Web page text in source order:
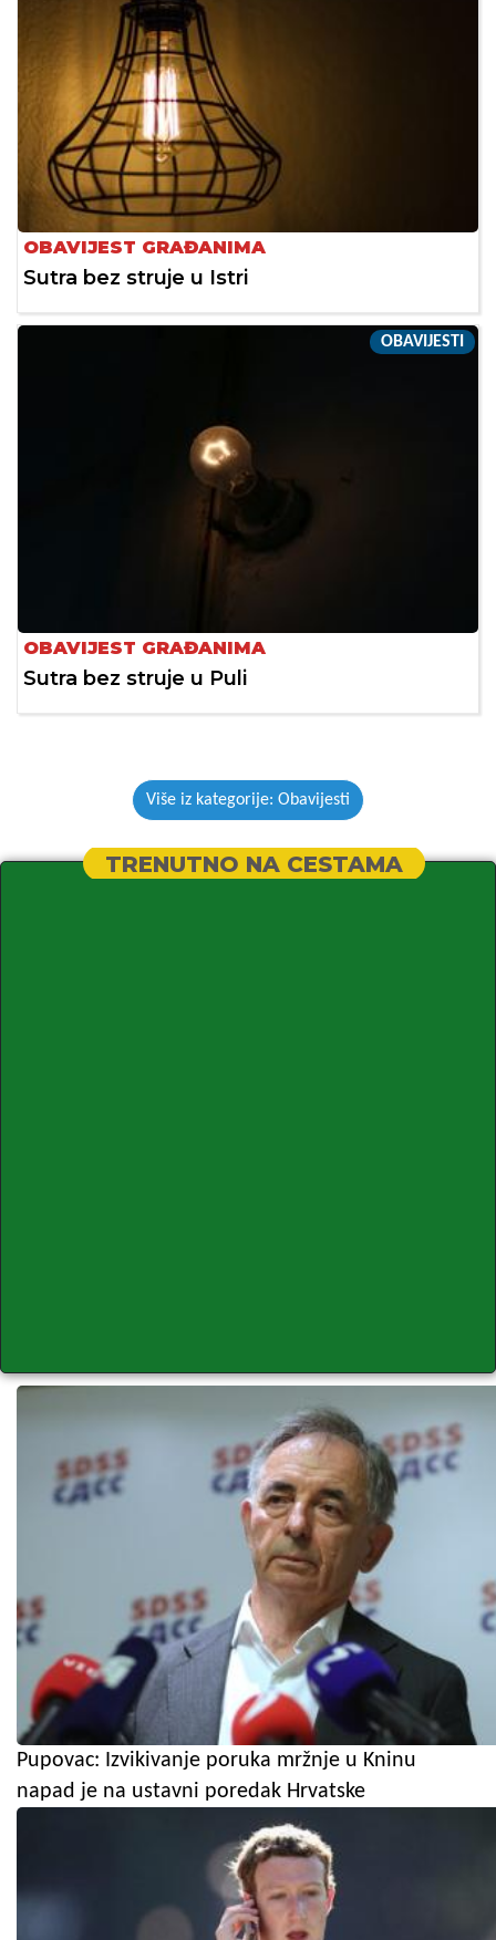
OBAVIJEST GRAĐANIMA
Sutra bez struje u Istri
OBAVIJESTI
OBAVIJEST GRAĐANIMA
Sutra bez struje u Puli
Više iz kategorije: Obavijesti
TRENUTNO NA CESTAMA
Pupovac: Izvikivanje poruka mržnje u Kninu
napad je na ustavni poredak Hrvatske